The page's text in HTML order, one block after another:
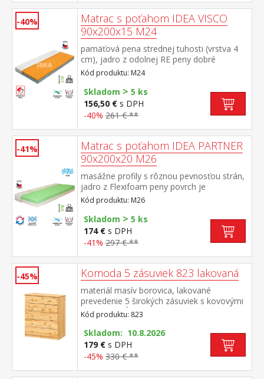
– zelenkavá mäkšia strana tuhosť 2 z 5,
modrá tuhšia strana tuhosť 2,5 z 5 vzdušný
poťah prešitý dutým vláknom, vyrobený z 2
častí, snímateľný a prateľný do 60
°C odporúčaná nosnosť do 130 kg, výška
matraca 17 cm
-40%
Matrac s poťahom IDEA VISCO
90x200x15 M24
pamäťová pena strednej tuhosti (vrstva 4
cm), jadro z odolnej RE peny dobré
ortopedické vlastností a dlhá životnosť
matraca vhodný pre všetky typy roštov
poťah priedušný, vyrobený z dvoch častí,
snímateľný a prateľný do 60 °C odporúčaná
nosnosť do 130 kg
Kód produktu: M24
Skladom > 5 ks
156,50 € s DPH
-40% 261 € **
-41%
Matrac s poťahom IDEA PARTNER
90x200x20 M26
masážne profily s rôznou pevnosťou strán,
jadro z Flexifoam peny povrch je
vyprofilovaný do 7 anatomických zón na
oboch stranách tvrdá (biela) a mäkká
(svetlo zelená) strana vhodný pre všetky
typy roštov vhodný pre alergikov, poťah
snímateľný a prateľný do 60 °C odporúčaná
Kód produktu: M26
Skladom > 5 ks
174 € s DPH
-41% 297 € **
-45% Komoda 5 zásuviek 823 lakovaná
materiál masív borovica, lakované
prevedenie 5 širokých zásuviek s kovovými
pojazdmi, hĺbka zásuvky 36,5 cm
Kód produktu: 823
Skladom: 10.8.2026
179 € s DPH
-45% 330 € **